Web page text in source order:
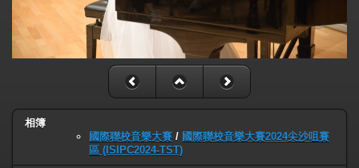
相簿
國際聯校音樂大賽 / 國際聯校音樂大賽2024尖沙咀賽
區 (ISIPC2024-TST)